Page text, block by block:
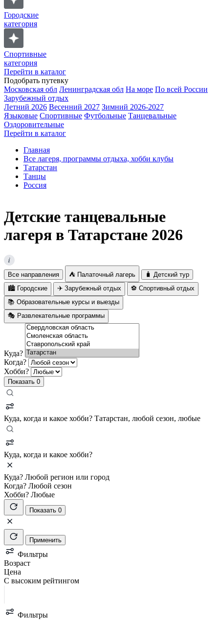
Городские
категория
Спортивные
категория
Перейти в каталог
Подобрать путевку
Московская обл Ленинградская обл На море По всей России
Зарубежный отдых
Летний 2026 Весенний 2027 Зимний 2026-2027
Языковые Спортивные Футбольные Танцевальные
Оздоровительные
Перейти в каталог
Главная
Все лагеря, программы отдыха, хобби клубы
Татарстан
Танцы
Россия
Детские танцевальные
лагеря в Татарстане 2026
i
Все направления ⛺ Палаточный лагерь
🧳 Детский тур
🏙️ Городские
✈️ Зарубежный отдых
⚽ Спортивный отдых
📚 Образовательные курсы и выезды
🎭 Развлекательные программы
Куда?
Когда?
Хобби?
Показать 0
Куда, когда и какое хобби? Татарстан, любой сезон, любые
Куда, когда и какое хобби?
Куда? Любой регион или город
Когда? Любой сезон
Хобби? Любые
Показать 0
Применить
Фильтры
Возраст
Цена
С высоким рейтингом
Фильтры